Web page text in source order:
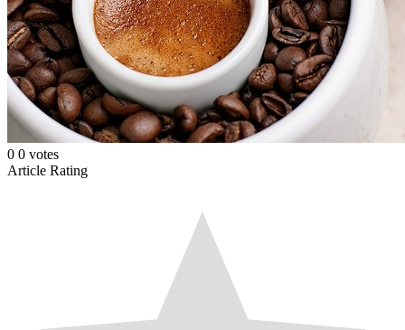
0 0 votes
Article Rating